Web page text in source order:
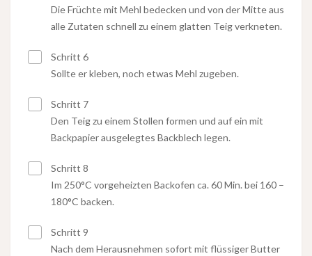
Die Früchte mit Mehl bedecken und von der Mitte aus
alle Zutaten schnell zu einem glatten Teig verkneten.
Schritt 6
Sollte er kleben, noch etwas Mehl zugeben.
Schritt 7
Den Teig zu einem Stollen formen und auf ein mit
Backpapier ausgelegtes Backblech legen.
Schritt 8
Im 250°C vorgeheizten Backofen ca. 60 Min. bei 160 –
180°C backen.
Schritt 9
Nach dem Herausnehmen sofort mit flüssiger Butter